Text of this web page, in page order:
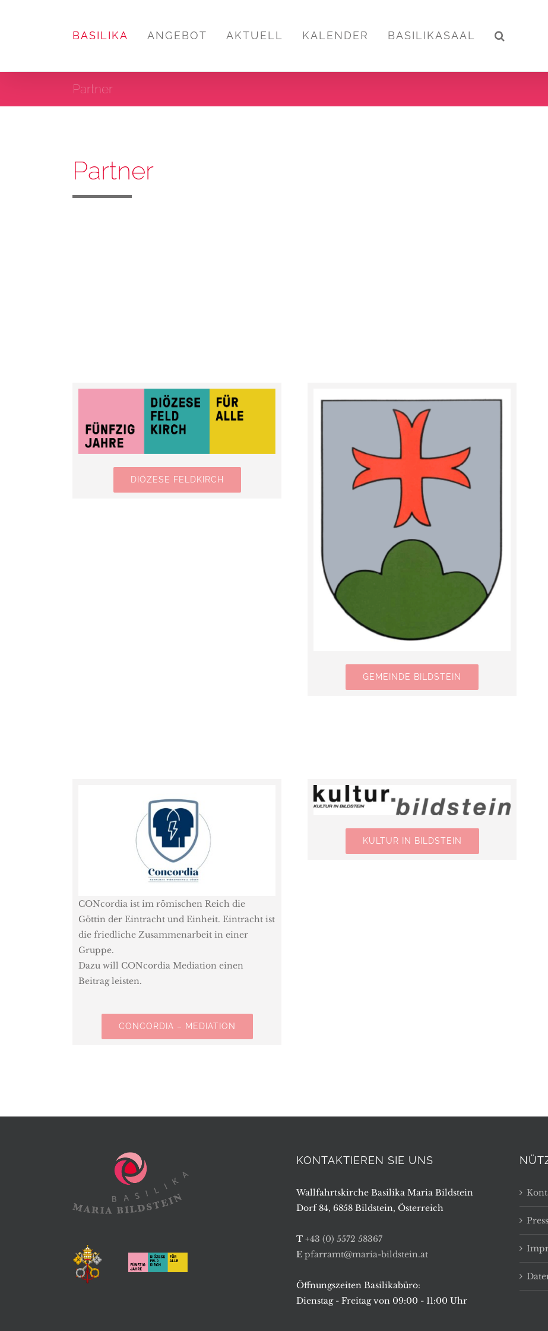
BASILIKA ANGEBOT AKTUELL KALENDER BASILIKASAAL
Partner
Partner
DIÖZESE FELDKIRCH
GEMEINDE BILDSTEIN
CONcordia ist im römischen Reich die
Göttin der Eintracht und Einheit. Eintracht ist
die friedliche Zusammenarbeit in einer
Gruppe.
Dazu will CONcordia Mediation einen
Beitrag leisten.
CONCORDIA – MEDIATION
KULTUR IN BILDSTEIN
KONTAKTIEREN SIE UNS
Wallfahrtskirche Basilika Maria Bildstein
Dorf 84, 6858 Bildstein, Österreich
T +43 (0) 5572 58367
E pfarramt@maria-bildstein.at
Öffnungszeiten Basilikabüro:
Dienstag - Freitag von 09:00 - 11:00 Uhr